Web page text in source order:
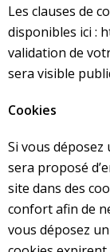
Les clauses de
disponibles ici :
validation de
sera visible
Cookies
Si vous
sera proposé
site dans des
confort afin de
vous déposez